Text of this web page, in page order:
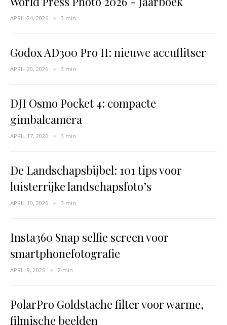
APRIL 24, 2026 3 min
Godox AD300 Pro II: nieuwe accuflitser
APRIL 20, 2026 3 min
DJI Osmo Pocket 4: compacte
gimbalcamera
APRIL 17, 2026 3 min
De Landschapsbijbel: 101 tips voor
luisterrijke landschapsfoto’s
APRIL 10, 2026 3 min
Insta360 Snap selfie screen voor
smartphonefotografie
APRIL 9, 2026 2 min
PolarPro Goldstache filter voor warme,
filmische beelden